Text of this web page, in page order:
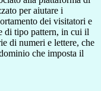
per aiutare i
dei visitatori e
di tipo pattern, in cui il
di numeri e lettere, che
che imposta il